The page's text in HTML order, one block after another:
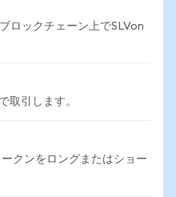
ロックチェーン上でSLVon
取引します。
クンをロングまたはショー